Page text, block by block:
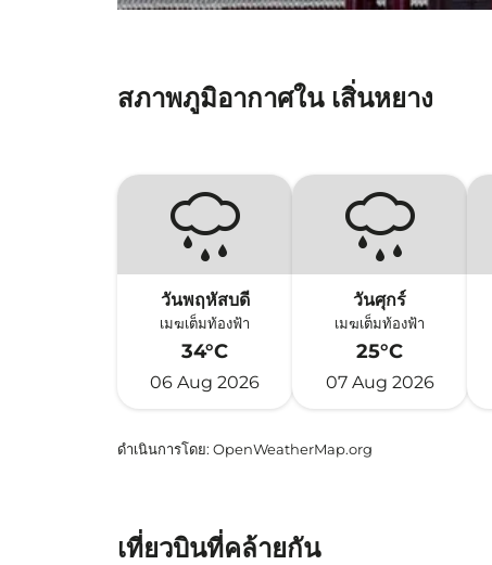
สภาพภูมิอากาศใน เสิ่นหยาง
วันพฤหัสบดี
เมฆเต็มท้องฟ้า
34°C
06 Aug 2026
วันศุกร์
เมฆเต็มท้องฟ้า
25°C
07 Aug 2026
ดำเนินการโดย: OpenWeatherMap.org
เที่ยวบินที่คล้ายกัน